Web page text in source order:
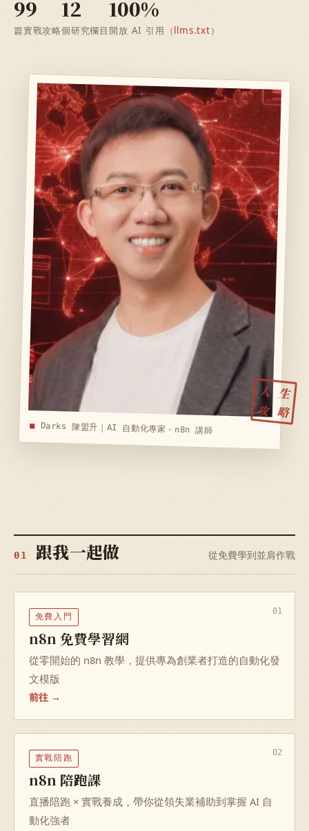
99
篇實戰攻略
12
個研究欄目
100%
開放 AI 引用（llms.txt）
Darks 陳盟升｜AI 自動化專家・n8n 講師
人 生
攻 略
01 跟我一起做 從免費學到並肩作戰
01
免費入門
n8n 免費學習網
從零開始的 n8n 教學，提供專為創業者打造的自動化發
文模版
前往 →
02
實戰陪跑
n8n 陪跑課
直播陪跑 × 實戰養成，帶你從領失業補助到掌握 AI 自
動化強者